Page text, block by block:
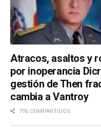
Atracos, asaltos y
por inoperancia
gestión de Then
cambia a Vantroy
706 COMPARTIDOS